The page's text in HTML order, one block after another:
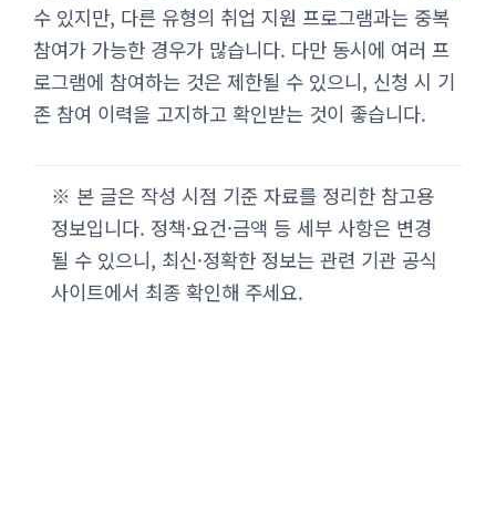
수 있지만, 다른 유형의 취업 지원 프로그램과는 중복
참여가 가능한 경우가 많습니다. 다만 동시에 여러 프
로그램에 참여하는 것은 제한될 수 있으니, 신청 시 기
존 참여 이력을 고지하고 확인받는 것이 좋습니다.
※ 본 글은 작성 시점 기준 자료를 정리한 참고용
정보입니다. 정책·요건·금액 등 세부 사항은 변경
될 수 있으니, 최신·정확한 정보는 관련 기관 공식
사이트에서 최종 확인해 주세요.